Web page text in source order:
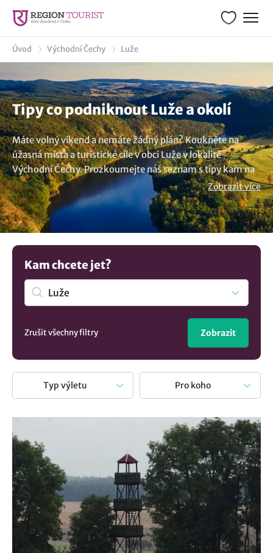
Úvod Východní Čechy Luže
Tipy co podniknout Luže a okolí
Máte volný víkend a nemáte žádný plán? Koukněte na
úžasná místa a turistické cíle v obci Luže v lokalitě
Východní Čechy. Prozkoumejte náš seznam s tipy kam na
výlet, navštivte jedinečné výletní cíle, objevte nevšední tipy
co navštívit a prožijte nezapomenutelný víkend. Napsali
jsme pro vás mnoho výletů s inspirací co vidět a nápadů
kudy z nudy. Prostudujte si našeho průvodce s tipy co dělat
ve volném dni v lokalitě Luže a nudit se nebudete. Z
databáze tipů na kouzelná místa a kam na výlet jsme pro
vás náhodně vybrali:Rozhledna Jahůdka
Košumberk. Nebo je snazší procestovat celý Pardubický
kraj. Není nad to si odpočinek spojit s výletem a poznat
Zobrazit více
Kam chcete jet?
Zrušit všechny filtry Zobrazit
Typ výletu Pro koho